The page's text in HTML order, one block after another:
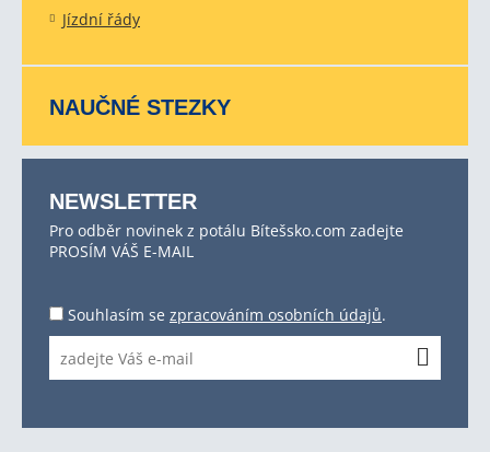
Jízdní řády
NAUČNÉ STEZKY
NEWSLETTER
Pro odběr novinek z potálu Bítešsko.com zadejte
PROSÍM VÁŠ E-MAIL
Souhlasím se zpracováním osobních údajů.